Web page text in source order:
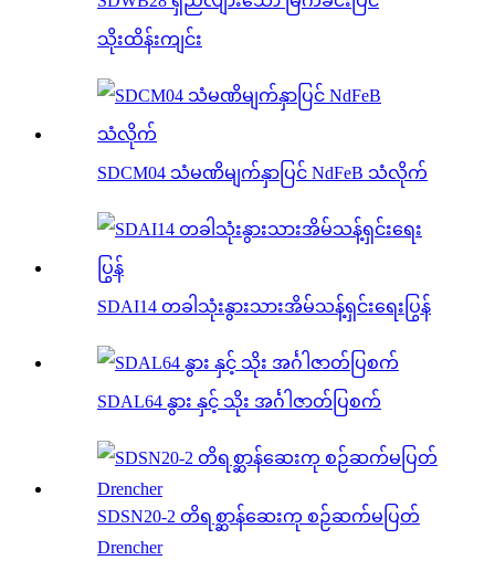
သိုးထိန်းကျင်း
SDCM04 သံမဏိမျက်နှာပြင် NdFeB သံလိုက်
SDAI14 တခါသုံးနွားသားအိမ်သန့်ရှင်းရေးပြွန်
SDAL64 နွား နှင့် သိုး အင်္ဂါဇာတ်ပြစက်
SDSN20-2 တိရစ္ဆာန်ဆေးကု စဉ်ဆက်မပြတ်
Drencher